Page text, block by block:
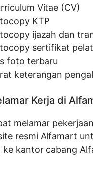
Vitae (CV)
KTP
ijazah dan
sertifikat
foto terbaru
keterangan
Kerja di
melamar
resmi Alfamart
ke kantor cabang